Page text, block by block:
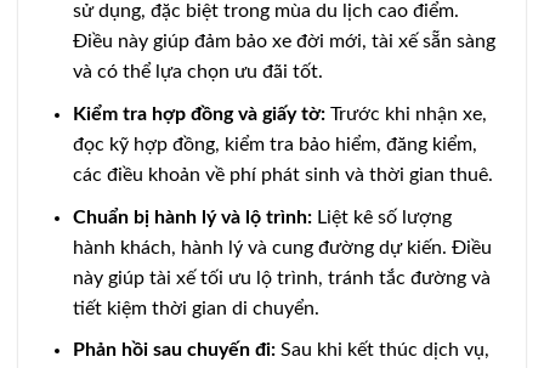
sử dụng, đặc biệt trong mùa du lịch cao điểm.
Điều này giúp đảm bảo xe đời mới, tài xế sẵn sàng
và có thể lựa chọn ưu đãi tốt.
Kiểm tra hợp đồng và giấy tờ:Trước khi nhận xe,
đọc kỹ hợp đồng, kiểm tra bảo hiểm, đăng kiểm,
các điều khoản về phí phát sinh và thời gian thuê.
Chuẩn bị hành lý và lộ trình:Liệt kê số lượng
hành khách, hành lý và cung đường dự kiến. Điều
này giúp tài xế tối ưu lộ trình, tránh tắc đường và
tiết kiệm thời gian di chuyển.
Phản hồi sau chuyến đi:Sau khi kết thúc dịch vụ,